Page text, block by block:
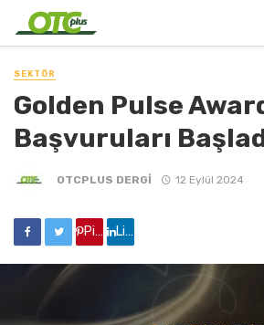
SEKTÖR
Golden Pulse
Başvuruları
OTCPLUS DERGİ 12 Eylül 2024
Pinterest'de paylaş Linkedin'de paylaş